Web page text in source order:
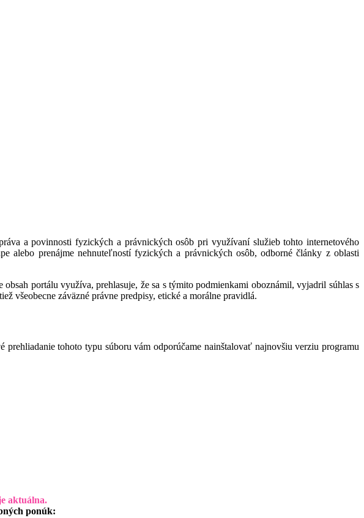
a povinnosti fyzických a právnických osôb pri využívaní služieb tohto internetového
alebo prenájme nehnuteľností fyzických a právnických osôb, odborné články z oblasti
portálu využíva, prehlasuje, že sa s týmito podmienkami oboznámil, vyjadril súhlas s
všeobecne záväzné právne predpisy, etické a morálne pravidlá.
tohoto typu súboru vám odporúčame nainštalovať najnovšiu verziu programu
aktuálna.
ponúk: